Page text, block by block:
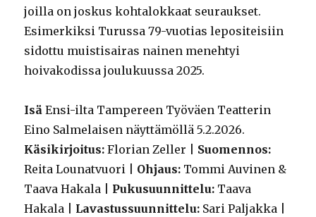
joilla on joskus kohtalokkaat seuraukset.
Esimerkiksi Turussa 79-vuotias lepositeisiin
sidottu muistisairas nainen menehtyi
hoivakodissa joulukuussa 2025.
Isä Ensi-ilta Tampereen Työväen Teatterin
Eino Salmelaisen näyttämöllä 5.2.2026.
Käsikirjoitus: Florian Zeller | Suomennos:
Reita Lounatvuori | Ohjaus: Tommi Auvinen &
Taava Hakala | Pukusuunnittelu: Taava
Hakala | Lavastussuunnittelu: Sari Paljakka |